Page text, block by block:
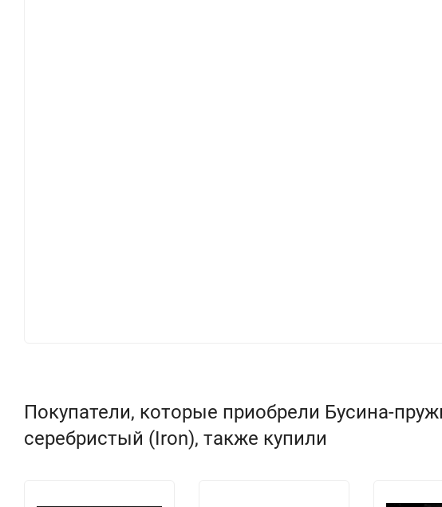
Покупатели, которые приобрели Бусина-
серебристый (Iron), также купили